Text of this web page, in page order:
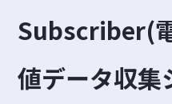
Subscriber(
値データ収集